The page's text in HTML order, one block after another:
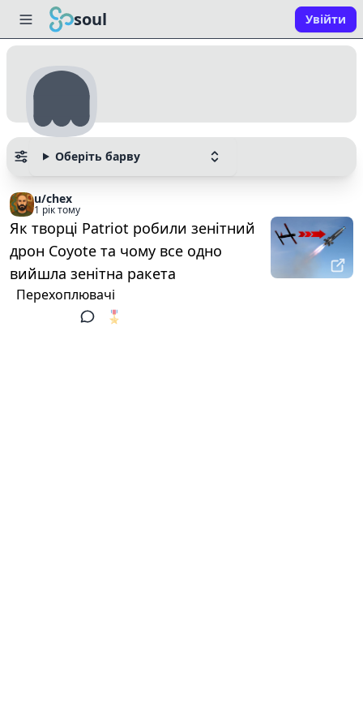
soul Увійти
Оберіть барву
u/chex
1 рік тому
Як творці Patriot робили зенітний
дрон Coyote та чому все одно
вийшла зенітна ракета
Перехоплювачі
🎖️